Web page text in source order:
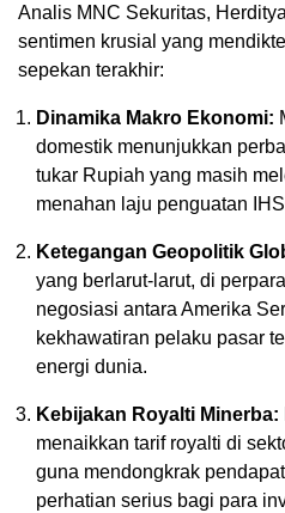
Analis MNC Sekuritas,
sentimen krusial yang
sepekan terakhir:
Dinamika Makro Ekonomi:
domestik menunjukkan
tukar Rupiah yang masih
menahan laju penguatan
Ketegangan Geopolitik
yang berlarut-larut, di
negosiasi antara Amerika
kekhawatiran pelaku pasar
energi dunia.
Kebijakan Royalti Minerba:
menaikkan tarif royalti di
guna mendongkrak
perhatian serius bagi para